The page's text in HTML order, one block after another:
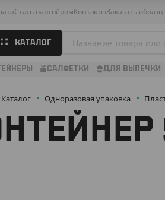
Стать партнёромКонтактыЗаказать
КАТАЛОГ
САЛФЕТКИ ДЛЯ ВЫПЕЧКИ
Каталог Одноразовая упаковка